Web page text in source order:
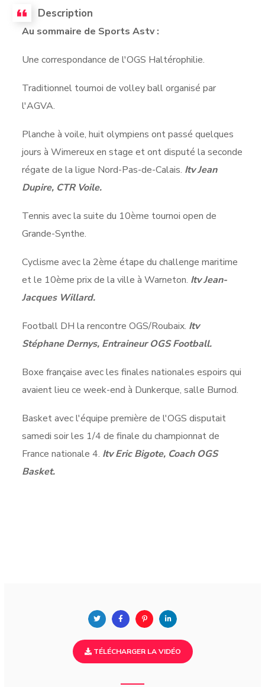
Description
Au sommaire de Sports Astv :
Une correspondance de l'OGS Haltérophilie.
Traditionnel tournoi de volley ball organisé par
l'AGVA.
Planche à voile, huit olympiens ont passé quelques
jours à Wimereux en stage et ont disputé la seconde
régate de la ligue Nord-Pas-de-Calais. Itv Jean
Dupire, CTR Voile.
Tennis avec la suite du 10ème tournoi open de
Grande-Synthe.
Cyclisme avec la 2ème étape du challenge maritime
et le 10ème prix de la ville à Warneton. Itv Jean-
Jacques Willard.
Football DH la rencontre OGS/Roubaix. Itv
Stéphane Dernys, Entraineur OGS Football.
Boxe française avec les finales nationales espoirs qui
avaient lieu ce week-end à Dunkerque, salle Burnod.
Basket avec l'équipe première de l'OGS disputait
samedi soir les 1/4 de finale du championnat de
France nationale 4. Itv Eric Bigote, Coach OGS
Basket.
TÉLÉCHARGER LA VIDÉO